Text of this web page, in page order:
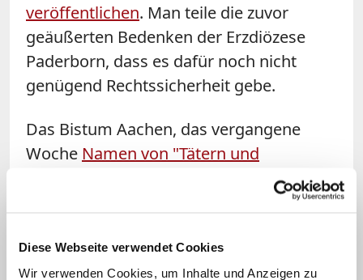
Diese Webseite verwendet Cookies
Wir verwenden Cookies, um Inhalte und Anzeigen zu
veröffentlichen. Man teile die zuvor
geäußerten Bedenken der Erzdiözese
Paderborn, dass es dafür noch nicht
genügend Rechtssicherheit gebe.
Das Bistum Aachen, das vergangene
Woche Namen von "Tätern und
mutmaßlichen Tätern" veröffentlicht
hatte, nannte dafür folgende Kriterien:
einem staatlichen oder kirchlichen
Gericht rechtskräftig verurteilt worden